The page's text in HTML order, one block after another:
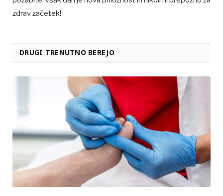
zdrav začetek!
DRUGI TRENUTNO BEREJO